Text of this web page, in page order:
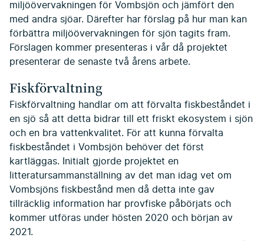
miljöövervakningen för Vombsjön och jämfört den
med andra sjöar. Därefter har förslag på hur man kan
förbättra miljöövervakningen för sjön tagits fram.
Förslagen kommer presenteras i vår då projektet
presenterar de senaste två årens arbete.
Fiskförvaltning
Fiskförvaltning handlar om att förvalta fiskbeståndet i
en sjö så att detta bidrar till ett friskt ekosystem i sjön
och en bra vattenkvalitet. För att kunna förvalta
fiskbeståndet i Vombsjön behöver det först
kartläggas. Initialt gjorde projektet en
litteratursammanställning av det man idag vet om
Vombsjöns fiskbestånd men då detta inte gav
tillräcklig information har provfiske påbörjats och
kommer utföras under hösten 2020 och början av
2021.